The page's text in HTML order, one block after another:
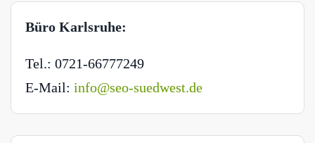
Büro Karlsruhe:
Tel.: 0721-66777249
E-Mail: info@seo-suedwest.de